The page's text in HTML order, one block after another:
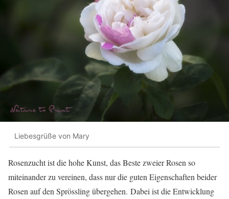
Liebesgrüße von Mary
Rosenzucht ist die hohe Kunst, das Beste zweier Rosen so
miteinander zu vereinen, dass nur die guten Eigenschaften beider
Rosen auf den Sprössling übergehen. Dabei ist die Entwicklung